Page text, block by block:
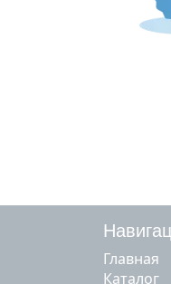
Главная
Каталог